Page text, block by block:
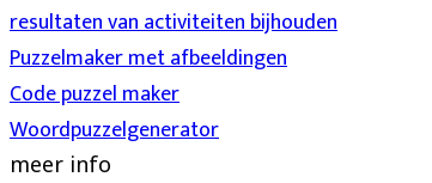
resultaten van activiteiten bijhouden
Puzzelmaker met afbeeldingen
Code puzzel maker
Woordpuzzelgenerator
meer info